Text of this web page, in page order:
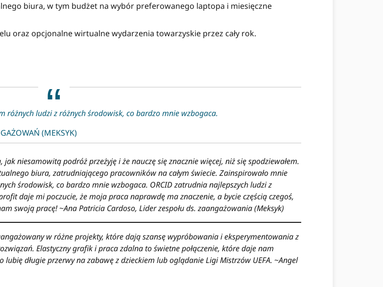
biura, w tym budżet na wybór preferowanego laptopa i miesięczne
oraz opcjonalne wirtualne wydarzenia towarzyskie przez cały rok.
różnych ludzi z różnych środowisk, co bardzo mnie wzbogaca.
(MEKSYK)
jak niesamowitą podróż przeżyję i że nauczę się znacznie więcej, niż się spodziewałem.
biura, zatrudniającego pracowników na całym świecie. Zainspirowało mnie
środowisk, co bardzo mnie wzbogaca. ORCID zatrudnia najlepszych ludzi z
daje mi poczucie, że moja praca naprawdę ma znaczenie, a bycie częścią czegoś,
swoją pracę!~Ana Patricia Cardoso, Lider zespołu ds. zaangażowania (Meksyk)
w różne projekty, które dają szansę wypróbowania i eksperymentowania z
Elastyczny grafik i praca zdalna to świetne połączenie, które daje nam
długie przerwy na zabawę z dzieckiem lub oglądanie Ligi Mistrzów UEFA. ~Angel